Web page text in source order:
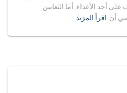
أحد الأعداء. أما الثعابين
أن اقرأ المزيد…